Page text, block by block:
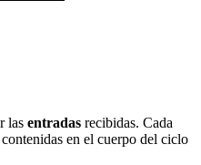
las entradas recibidas. Cada
en el cuerpo del ciclo